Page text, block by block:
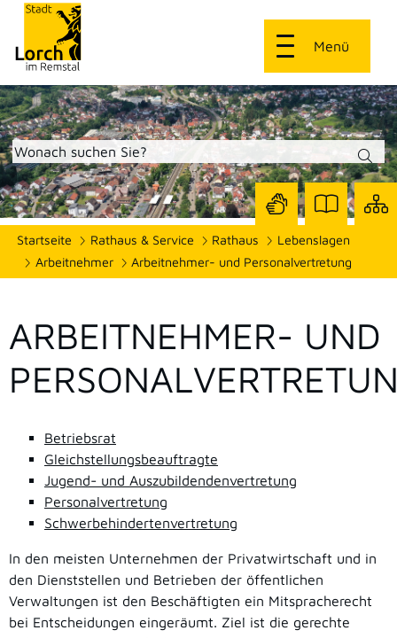
Menü
Startseite Rathaus & Service Rathaus
Lebenslagen
Arbeitnehmer
Arbeitnehmer- und Personalvertretung
Seite
mit
Seite
mit
ARBEITNEHMER- UND
Betriebsrat
Gleichstellungsbeauftragte
Jugend- und Auszubildendenvertretung
Personalvertretung
Schwerbehindertenvertretung
In den meisten Unternehmen der Privatwirtschaft und in
den Dienststellen und Betrieben der öffentlichen
Verwaltungen ist den Beschäftigten ein Mitspracherecht
bei Entscheidungen eingeräumt. Ziel ist die gerechte